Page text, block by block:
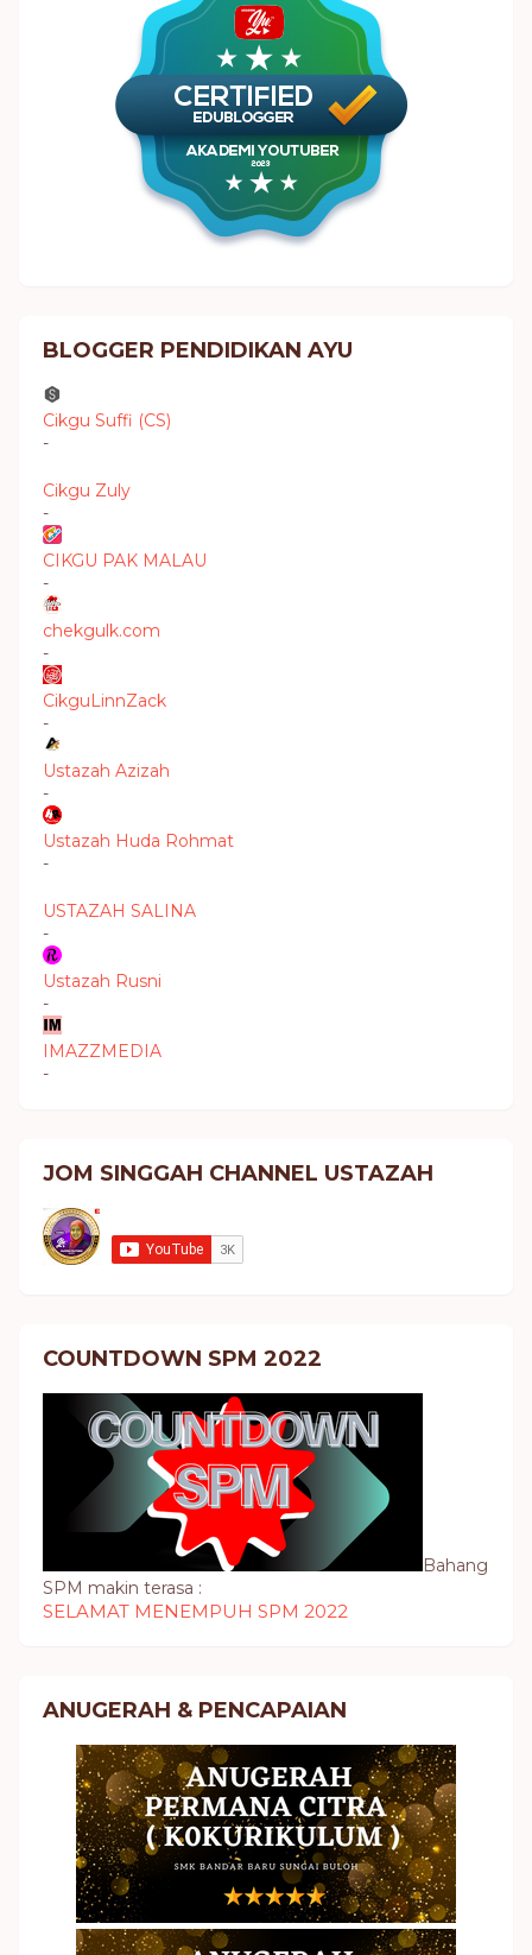
BLOGGER PENDIDIKAN AYU
Cikgu Suffi (CS)
-
Cikgu Zuly
-
CIKGU PAK MALAU
-
chekgulk.com
-
CikguLinnZack
-
Ustazah Azizah
-
Ustazah Huda Rohmat
-
USTAZAH SALINA
-
Ustazah Rusni
-
IMAZZMEDIA
-
JOM SINGGAH CHANNEL USTAZAH
COUNTDOWN SPM 2022
Bahang
SPM makin terasa :
SELAMAT MENEMPUH SPM 2022
ANUGERAH & PENCAPAIAN